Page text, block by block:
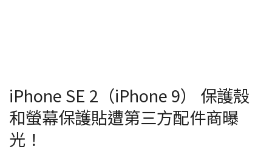
iPhone SE 2（iPhone 9） 保護殼
和螢幕保護貼遭第三方配件商曝
光！